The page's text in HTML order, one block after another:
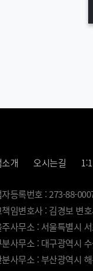
개 오시는길
등록번호 : 273-88-
임변호사 : 김경보 변
사무소 : 서울특별시
사무소 : 대구광역시
사무소 : 부산광역시